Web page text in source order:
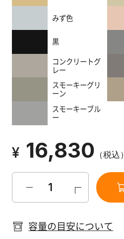
Q&A
知
せ
購
入
す
みず色
黒
コンクリートグ
レー
スモーキーグリ
ーン
スモーキーブル
ー
¥ 16,830 （税込）
容量の目安について